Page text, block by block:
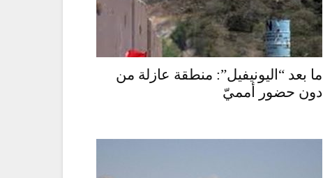
ما بعد “اليونيفيل”: منطقة عازلة من
دون حضور أمميّ